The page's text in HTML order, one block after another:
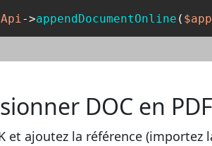
->appendDocumentOnline (
DOC en PDF
et ajoutez la référence